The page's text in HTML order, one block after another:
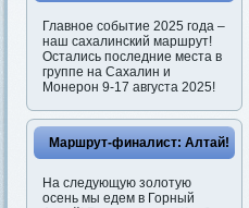
Главное событие 2025 года –
наш сахалинский маршрут!
Остались последние места в
группе на Сахалин и
Монерон 9-17 августа 2025!
Маршрут-финалист: Алтай!
На следующую золотую
осень мы едем в Горный